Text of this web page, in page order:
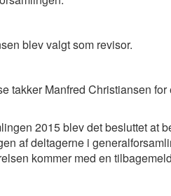
blev valgt som revisor.
takker Manfred Christiansen
2015 blev det besluttet at
af deltagerne i
kommer med en